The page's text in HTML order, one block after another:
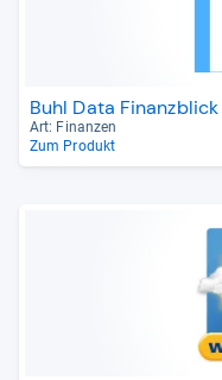
Buhl Data Finanzblick
Art: Finan­zen
Zum Produkt